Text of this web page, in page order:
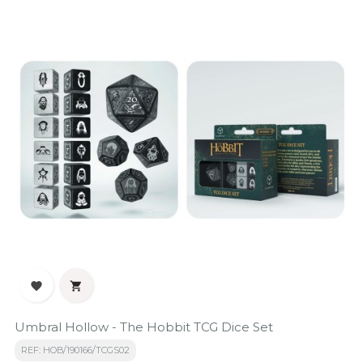
 
Umbral Hollow - The Hobbit TCG Dice Set
REF: HOB/190166/TCGS02